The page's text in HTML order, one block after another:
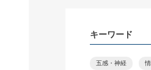
キーワード
五感・神経